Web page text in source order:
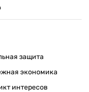
защита
экономика
интересов